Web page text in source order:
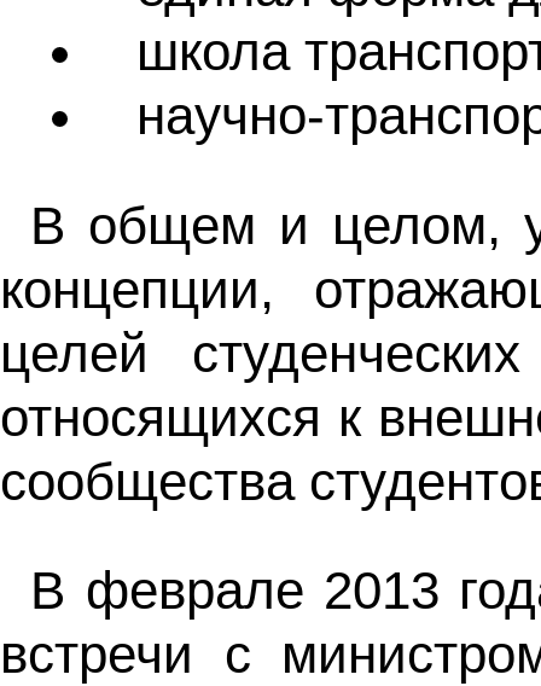
школа
научно-
В общем и целом,
концепции,
целей
относящихся к
сообщества
В феврале 2013
встречи с